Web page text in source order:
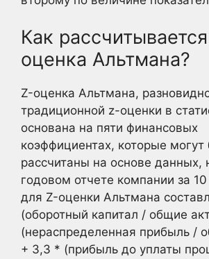
Как
оценка Альтмана?
Z-оценка Альтмана,
традиционной z-оценки в
основана на пяти финансовых
коэффициентах, которые могут
рассчитаны на основе данных,
годовом отчете компании за
для Z-оценки Альтмана
(оборотный капитал / общие
(нераспределенная прибыль /
+ 3,3 * (прибыль до уплаты